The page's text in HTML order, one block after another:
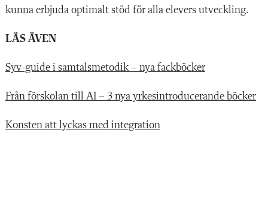
kunna erbjuda optimalt stöd för alla elevers utveckling.
LÄS ÄVEN
Syv-guide i samtalsmetodik – nya fackböcker
Från förskolan till AI – 3 nya yrkesintroducerande böcker
Konsten att lyckas med integration